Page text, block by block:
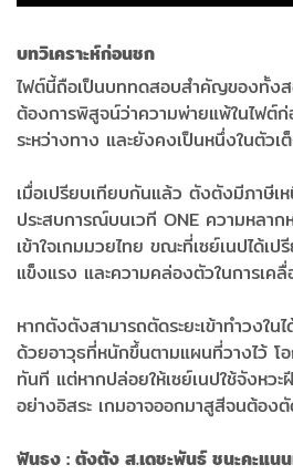
บทวิเคราะห์ก่อนชก
ไฟต์นี้ถือเป็นบททดสอบสำคัญของทั้ง
ต้องการพิสูจน์ว่าความพ่ายแพ้ในไฟต์
ระหว่างทาง และยังคงเป็นหนึ่งในตัวเ
เมื่อเปรียบเทียบกันแล้ว ตังตังมีภาษีเห
ประสบการณ์บนเวที ONE ความหลาก
เข้าใจเกมมวยไทย ขณะที่เซย์เนปได้เ
แข็งแรง และความคล่องตัวในการเค
หากตังตังสามารถตัดระยะเข้าทำวงใ
ด้วยอาวุธที่หนักขึ้นตามแผนที่วางไว้ โ
ทันที แต่หากปล่อยให้เซย์เนปใช้จังหวะ
อย่างอิสระ เกมอาจออกมาสูสีจนต้อง
ฟันธง : ตังตัง ส.เดชะพันธ์ ชนะคะแน